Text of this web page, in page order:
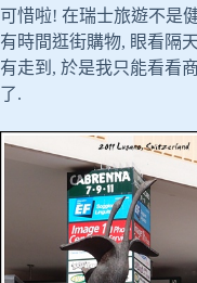
可惜啦! 在瑞士旅遊不是
有時間逛街購物, 眼看隔
有走到, 於是我只能看看
了.